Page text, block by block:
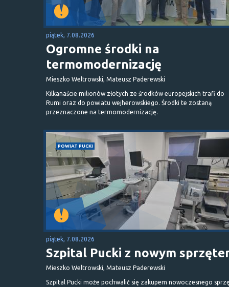
piątek, 7.08.2026
Ogromne środki na
termomodernizację
Mieszko Weltrowski, Mateusz Paderewski
Kilkanaście milionów złotych ze środków europejskich trafi do
Rumi oraz do powiatu wejherowskiego. Środki te zostaną
przeznaczone na termomodernizację.
POWIAT PUCKI
piątek, 7.08.2026
Szpital Pucki z nowym
Mieszko Weltrowski, Mateusz Paderewski
Szpital Pucki może pochwalić się zakupem nowoczesnego